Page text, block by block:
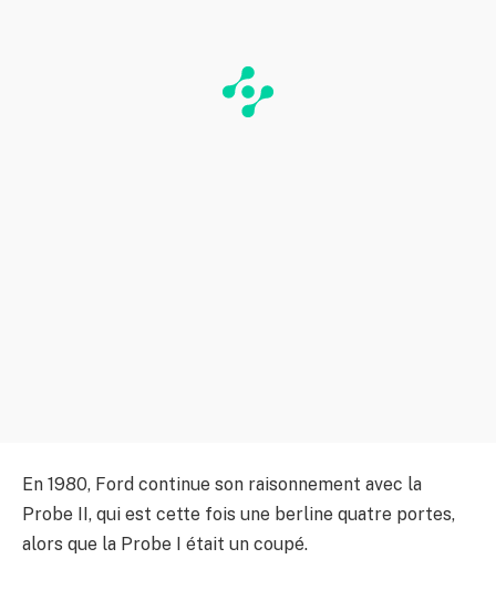
En 1980, Ford continue son raisonnement avec la
Probe II, qui est cette fois une berline quatre portes,
alors que la Probe I était un coupé.